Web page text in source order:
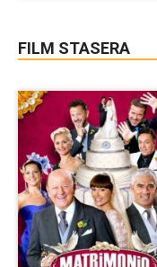
FILM STASERA